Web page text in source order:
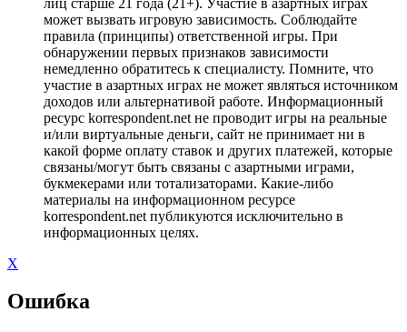
может вызвать игровую зависимость. Соблюдайте
правила (принципы) ответственной игры. При
обнаружении первых признаков зависимости
немедленно обратитесь к специалисту. Помните, что
участие в азартных играх не может являться источником
доходов или альтернативой работе. Информационный
ресурс korrespondent.net не проводит игры на реальные
и/или виртуальные деньги, сайт не принимает ни в
какой форме оплату ставок и других платежей, которые
связаны/могут быть связаны с азартными играми,
букмекерами или тотализаторами. Какие-либо
материалы на информационном ресурсе
korrespondent.net публикуются исключительно в
информационных целях.
X
Ошибка